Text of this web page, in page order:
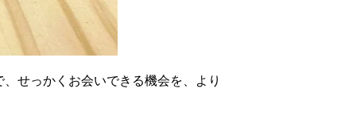
せっかくお会いできる機会を、より